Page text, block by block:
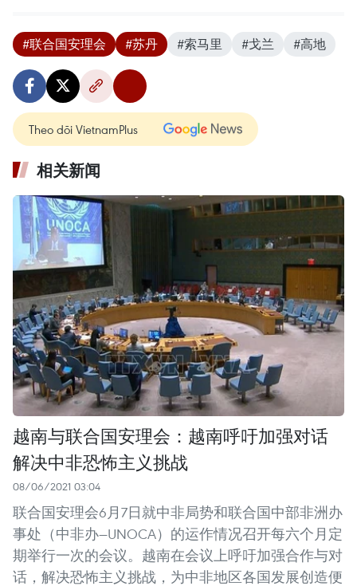
#联合国安理会 #苏丹 #索马里 #戈兰 #高地
Theo dõi VietnamPlus
相关新闻
越南与联合国安理会：越南呼吁加强对话
解决中非恐怖主义挑战
08/06/2021 03:04
联合国安理会6月7日就中非局势和联合国中部非洲办
事处（中非办—UNOCA）的运作情况召开每六个月定
期举行一次的会议。越南在会议上呼吁加强合作与对
话，解决恐怖主义挑战，为中非地区各国发展创造便